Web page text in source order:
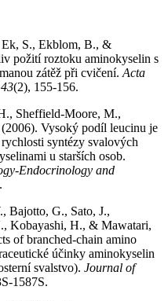
Ek, S., Ekblom, B., &
požití roztoku aminokyselin s
zátěž při cvičení. Acta
(2), 155-156.
Sheffield-Moore, M.,
Vysoký podíl leucinu je
syntézy svalových
u starších osob.
Endocrinology and
Bajotto, G., Sato, J.,
Kobayashi, H., & Mawatari,
of branched-chain amino
účinky aminokyselin
svalstvo). Journal of
1587S.